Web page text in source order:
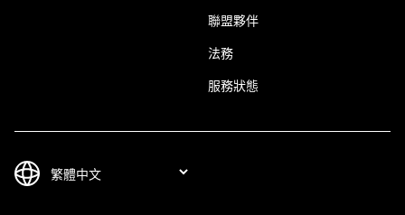
聯盟夥伴
法務
服務狀態